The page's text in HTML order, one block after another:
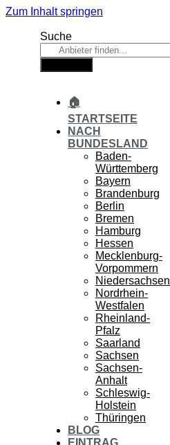
Zum Inhalt springen
Suche
🏠
STARTSEITE
NACH
BUNDESLAND
Baden-
Württemberg
Bayern
Brandenburg
Berlin
Bremen
Hamburg
Hessen
Mecklenburg-
Vorpommern
Niedersachsen
Nordrhein-
Westfalen
Rheinland-
Pfalz
Saarland
Sachsen
Sachsen-
Anhalt
Schleswig-
Holstein
Thüringen
BLOG
EINTRAG